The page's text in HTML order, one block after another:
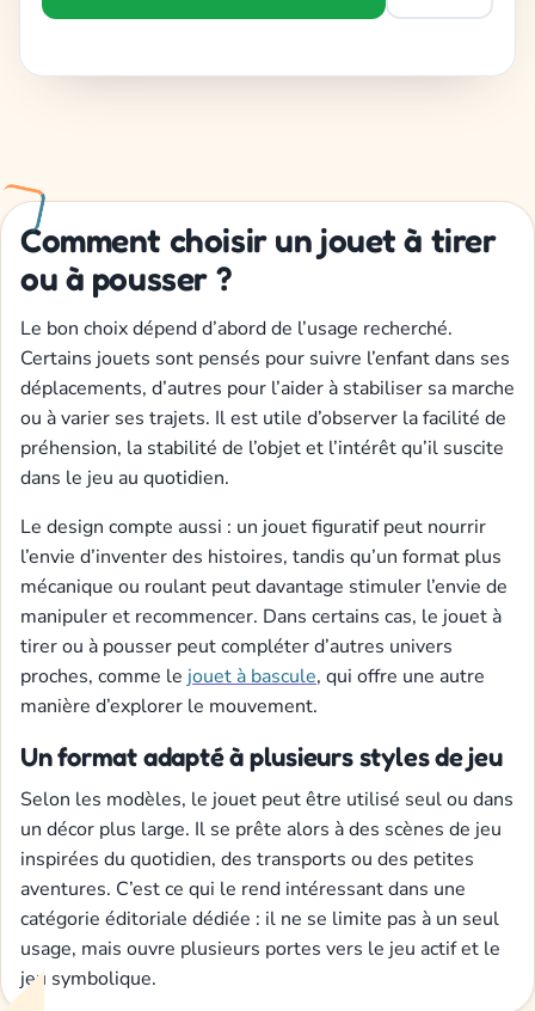
Comment choisir un jouet à tirer
ou à pousser ?
Le bon choix dépend d’abord de l’usage recherché.
Certains jouets sont pensés pour suivre l’enfant dans ses
déplacements, d’autres pour l’aider à stabiliser sa marche
ou à varier ses trajets. Il est utile d’observer la facilité de
préhension, la stabilité de l’objet et l’intérêt qu’il suscite
dans le jeu au quotidien.
Le design compte aussi : un jouet figuratif peut nourrir
l’envie d’inventer des histoires, tandis qu’un format plus
mécanique ou roulant peut davantage stimuler l’envie de
manipuler et recommencer. Dans certains cas, le jouet à
tirer ou à pousser peut compléter d’autres univers
proches, comme le jouet à bascule, qui offre une autre
manière d’explorer le mouvement.
Un format adapté à plusieurs styles de jeu
Selon les modèles, le jouet peut être utilisé seul ou dans
un décor plus large. Il se prête alors à des scènes de jeu
inspirées du quotidien, des transports ou des petites
aventures. C’est ce qui le rend intéressant dans une
catégorie éditoriale dédiée : il ne se limite pas à un seul
usage, mais ouvre plusieurs portes vers le jeu actif et le
jeu symbolique.